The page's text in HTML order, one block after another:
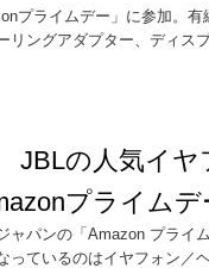
プライムデー」に参加。
リングアダプター、ディス
の人気イヤ
プライム
ャパンの「Amazon プライ
っているのはイヤフォン／